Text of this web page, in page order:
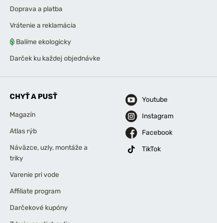
Doprava a platba
Vrátenie a reklamácia
Balíme ekologicky
Darček ku každej objednávke
CHYŤ A PUSŤ
Magazín
Atlas rýb
Náväzce, uzly, montáže a
triky
Varenie pri vode
Affiliate program
Darčekové kupóny
Youtube
Instagram
Facebook
TikTok